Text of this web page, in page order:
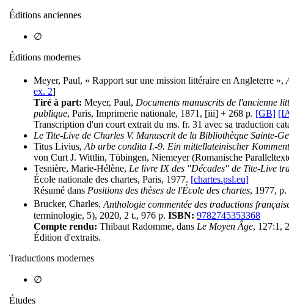
Éditions anciennes
∅
Éditions modernes
Meyer, Paul, « Rapport sur une mission littéraire en Angleterre »,
ex. 2]
Tiré à part: Meyer, Paul, Documents manuscrits de l'ancienne
publique, Paris, Imprimerie nationale, 1871, [iii] + 268 p. [GB]
Transcription d'un court extrait du ms. fr. 31 avec sa traduction
Le Tite-Live de Charles V. Manuscrit de la Bibliothèque Sainte-
Titus Livius, Ab urbe condita I.-9. Ein mittellateinischer
von Curt J. Wittlin, Tübingen, Niemeyer (Romanische
Tesnière, Marie-Hélène, Le livre IX des "Décades" de Tite-Live
École nationale des chartes, Paris, 1977. [chartes.psl.eu]
Résumé dans Positions des thèses de l'École des chartes, 1977,
Brucker, Charles, Anthologie commentée des traductions
terminologie, 5), 2020, 2 t., 976 p. ISBN: 9782745353368
Compte rendu: Thibaut Radomme, dans Le Moyen Âge, 127:1,
Édition d'extraits.
Traductions modernes
∅
Études